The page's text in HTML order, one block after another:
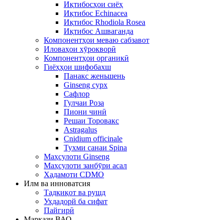
Иқтибосҳои сиёҳ
Иқтибос Echinacea
Иқтибос Rhodiola Rosea
Иқтибос Ашваганда
Компонентҳои меваю сабзавот
Иловаҳои хӯрокворӣ
Компонентҳои органикӣ
Гиёҳҳои шифобахш
Панакс женьшень
Ginseng сурх
Сафлор
Гулчаи Роза
Пиони чинӣ
Решаи Торовакс
Astragalus
Cnidium officinale
Тухми санаи Spina
Маҳсулоти Ginseng
Маҳсулоти занбӯри асал
Хадамоти CDMO
Илм ва инноватсия
Тадқиқот ва рушд
Ухдадорй ба сифат
Пайгирӣ